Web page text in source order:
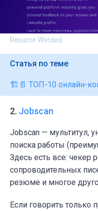
Resume Worded
Статья по теме
🏗️📄 ТОП-10 онлайн-
2. Jobscan
Jobscan — мультитул,
поиска работы
Здесь есть все: чекер
сопроводительных
резюме и многое
Если говорить только